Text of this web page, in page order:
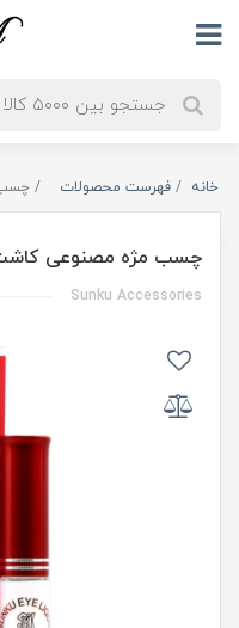
خانه فهرست محصولات چسب
چسب مژه مصنوعی کاشت موقت ۵
Sunku Accessories